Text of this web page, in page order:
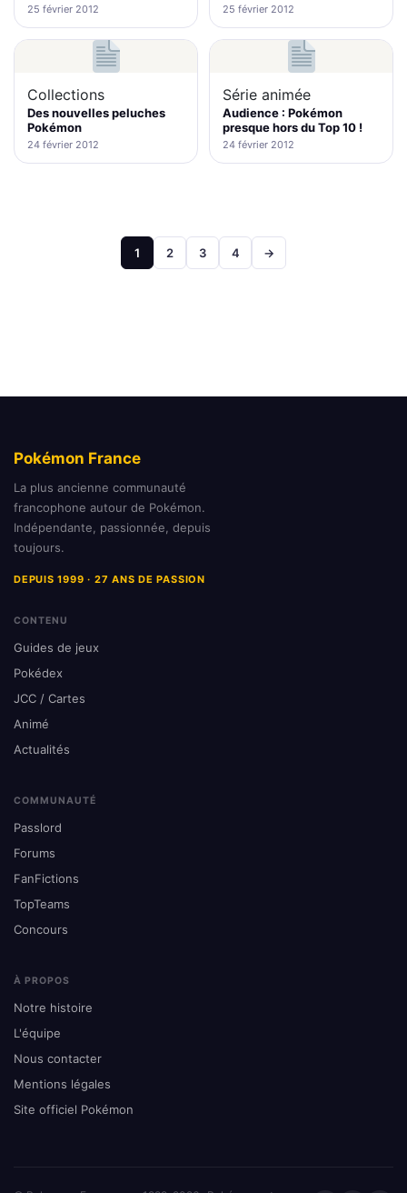
25 février 2012 25 février 2012
Collections
Des nouvelles peluches
Pokémon
24 février 2012
Série animée
Audience : Pokémon
presque hors du Top 10 !
24 février 2012
Pagination
1 2 3 4 →
Pokémon France
La plus ancienne communauté
francophone autour de Pokémon.
Indépendante, passionnée, depuis
toujours.
DEPUIS 1999 · 27 ANS DE PASSION
CONTENU
Guides de jeux
Pokédex
JCC / Cartes
Animé
Actualités
COMMUNAUTÉ
Passlord
Forums
FanFictions
TopTeams
Concours
À PROPOS
Notre histoire
L'équipe
Nous contacter
Mentions légales
Site officiel Pokémon